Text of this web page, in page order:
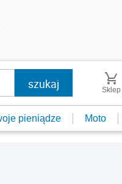
Sklep
pieniądze Moto